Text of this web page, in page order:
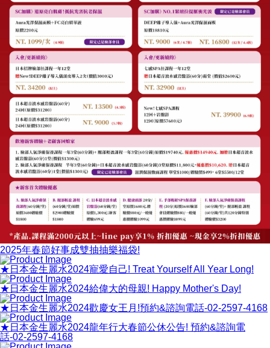
2025年春節好事成雙抽抽樂福袋!
★日本金生麗水2024寵愛自己! Treat Yourself All Year Long!
★日本金生麗水2024給偉大的母親! Happy Mother's Day!
★日本金生麗水2024歡慶女王月!預約&諮詢電話-02-2597-4168
★日本金生麗水2024龍年行大春節公休公告! 預約&諮詢電
話-02-2597-4168